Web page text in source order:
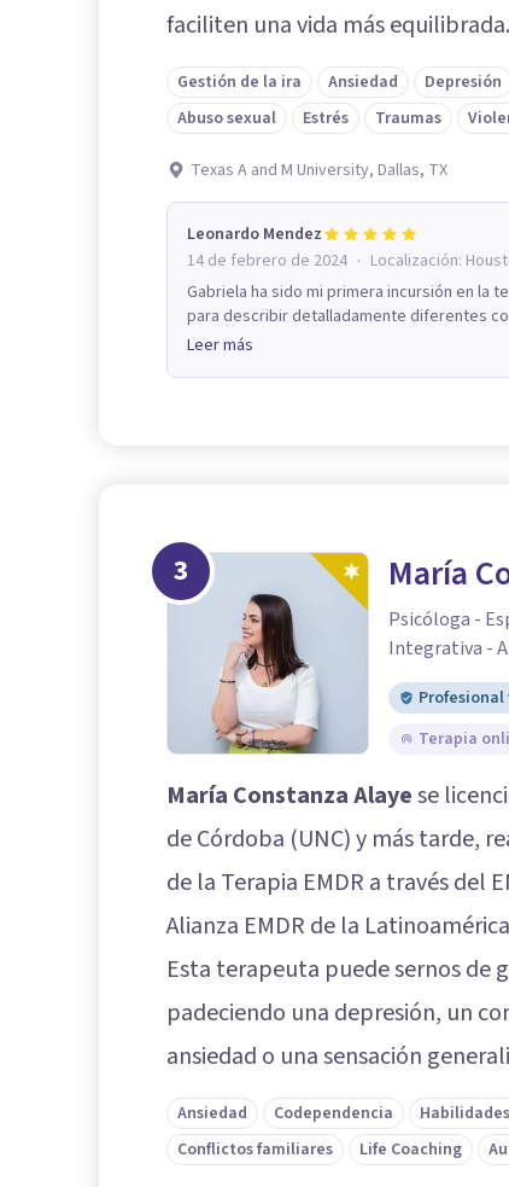
faciliten una vida más equilibrada.
Gestión de la ira Ansiedad Depresión
Abuso sexual
Estrés Traumas
Texas A and M University, Dallas, TX
Leonardo Mendez
14 de febrero de 2024 · Localización:
Gabriela ha sido mi primera incursión en la
para describir detalladamente diferentes
Leer más
3 María
Psicóloga -
Integrativa -
Terapia
María Constanza Alayese
de Córdoba (UNC) y más tarde,
de la Terapia EMDR a través del
Alianza EMDR de la
Esta terapeuta puede sernos de
padeciendo una depresión, un
ansiedad o una sensación
Ansiedad Codependencia
Conflictos familiares
Life Coaching